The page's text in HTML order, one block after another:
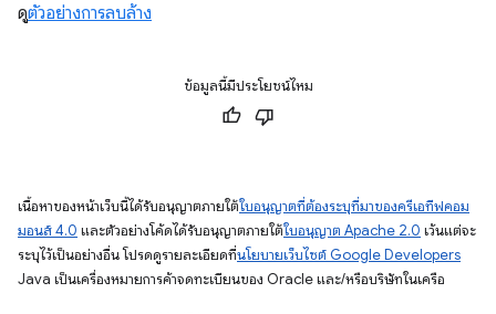
ดูตัวอย่างการลบล้าง
ข้อมูลนี้มีประโยชน์ไหม
เนื้อหาของหน้าเว็บนี้ได้รับอนุญาตภายใต้ใบอนุญาตที่ต้องระบุที่มาของครีเอทีฟคอม
มอนส์ 4.0 และตัวอย่างโค้ดได้รับอนุญาตภายใต้ใบอนุญาต Apache 2.0 เว้นแต่จะ
ระบุไว้เป็นอย่างอื่น โปรดดูรายละเอียดที่นโยบายเว็บไซต์ Google Developers
Java เป็นเครื่องหมายการค้าจดทะเบียนของ Oracle และ/หรือบริษัทในเครือ